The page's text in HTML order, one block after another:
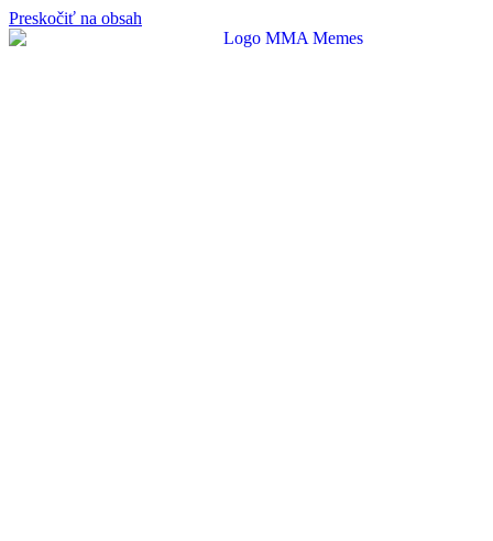
Preskočiť na obsah